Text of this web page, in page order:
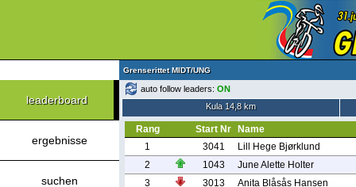
Grenserittet MIDT/UNG
leaderboard
ergebnisse
suchen
auto follow leaders: ON
Kula 14,8 km
Rang Start Nr
Name
1
3041
Lill Hege Bjørklund
2
1043
June Alette Holter
3
3013
Anita Blåsås Hansen